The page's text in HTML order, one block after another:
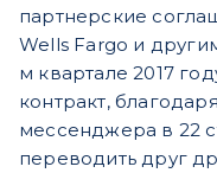
партнерские
Wells Fargo и
м квартале 2017
контракт,
мессенджера в 22
переводить друг